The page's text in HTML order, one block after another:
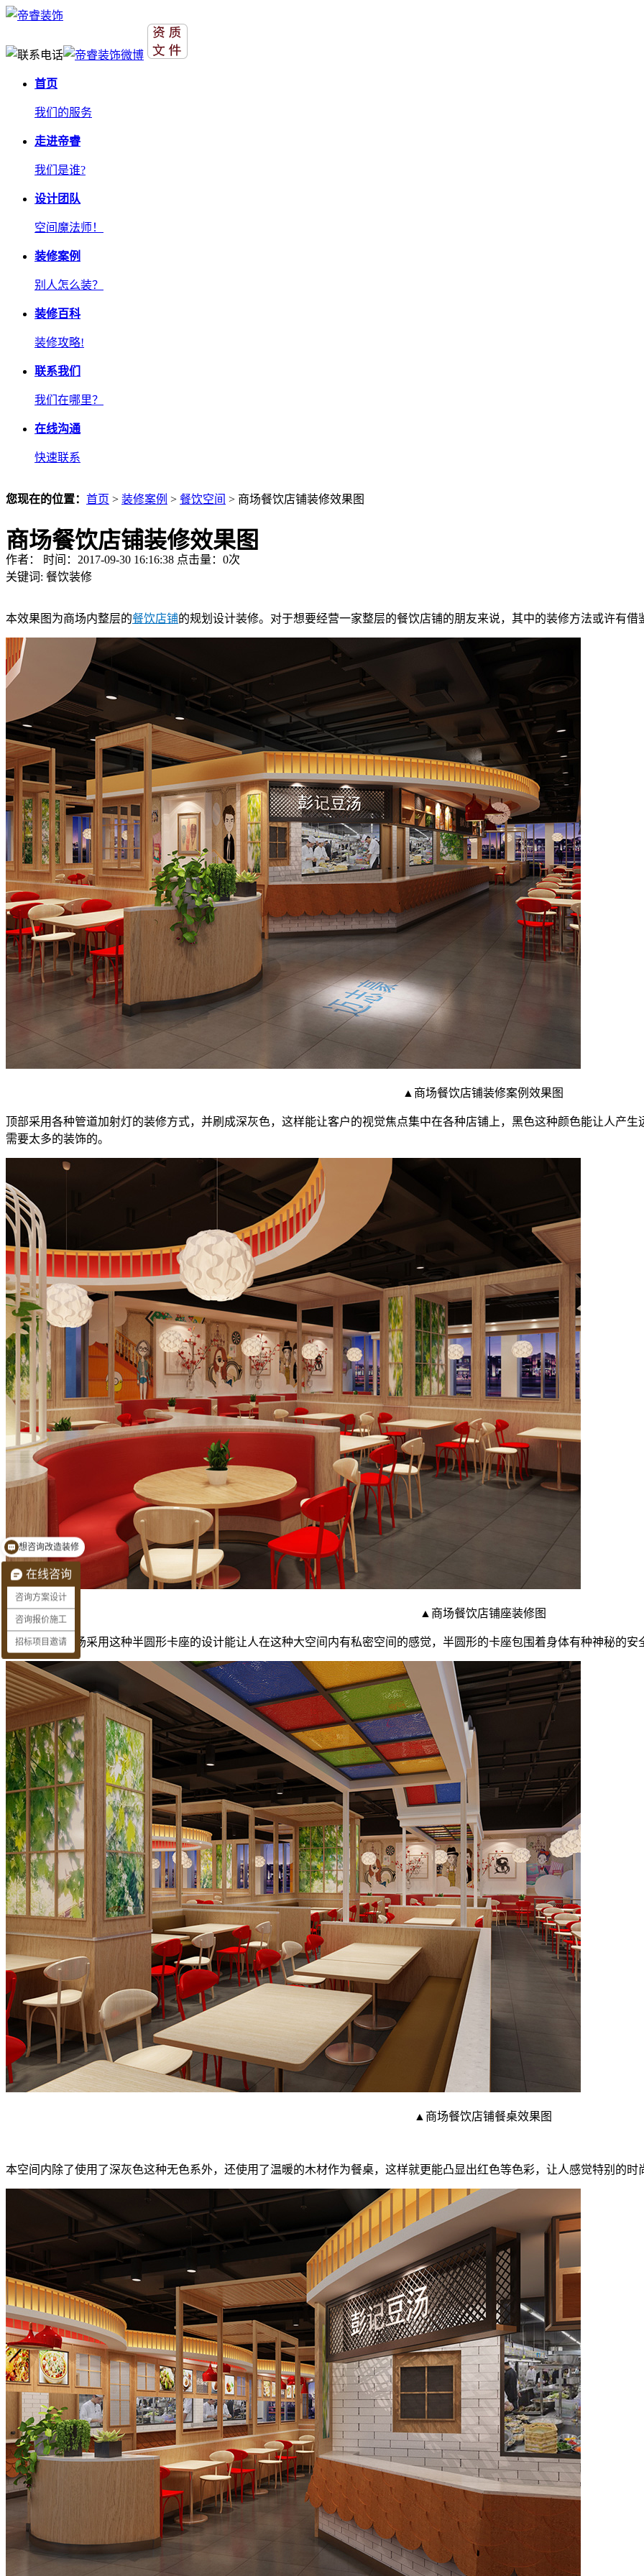
首页
我们的服务
走进帝睿
我们是谁?
设计团队
空间魔法师！
装修案例
别人怎么装？
装修百科
装修攻略!
联系我们
我们在哪里？
在线沟通
快速联系
您现在的位置： 首页 > 装修案例 > 餐饮空间 > 商场餐饮店铺装修效果图
商场餐饮店铺装修效果图
作者： 时间：2017-09-30 16:16:38 点击量： 0次
关键词: 餐饮装修
本效果图为商场内整层的餐饮店铺的规划设计装修。对于想要经营一家整层的餐饮店铺的朋友来说，其中的装修方法或许有借
▲商场餐饮店铺装修案例效果图
顶部采用各种管道加射灯的装修方式，并刷成深灰色，这样能让客户的视觉焦点集中在各种店铺上，黑色这种颜色能让人产
需要太多的装饰的。
▲商场餐饮店铺座装修图
餐饮店铺类商场采用这种半圆形卡座的设计能让人在这种大空间内有私密空间的感觉，半圆形的卡座包围着身体有种神秘的安
▲商场餐饮店铺餐桌效果图
本空间内除了使用了深灰色这种无色系外，还使用了温暖的木材作为餐桌，这样就更能凸显出红色等色彩，让人感觉特别的时
在线咨询
咨询方案设计
咨询报价施工
招标项目邀请
预约量房看现场